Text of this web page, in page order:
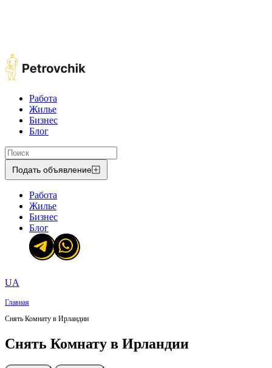
Работа
Жилье
Бизнес
Блог
Подать объявление
Работа
Жилье
Бизнес
Блог
UA
Главная
Снять Комнату в Ирландии
Снять Комнату в Ирландии